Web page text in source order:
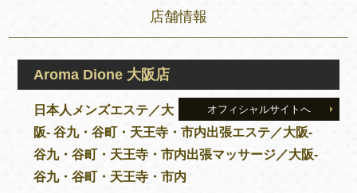
店舗情報
Aroma Dione 大阪店
オフィシャルサイトへ
日本人メンズエステ／大
阪- 谷九・谷町・天王寺・市内出張エステ／大阪-
谷九・谷町・天王寺・市内出張マッサージ／大阪-
谷九・谷町・天王寺・市内